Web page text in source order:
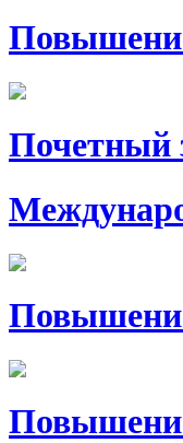
Почетный